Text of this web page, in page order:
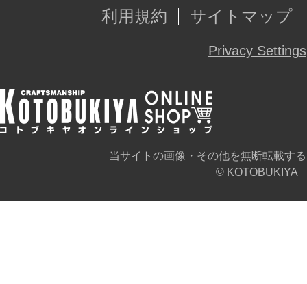
利用規約
サイトマップ
Privacy Settings
当サイトの画像・その他を無断転載す
© KOTOBUKIYA